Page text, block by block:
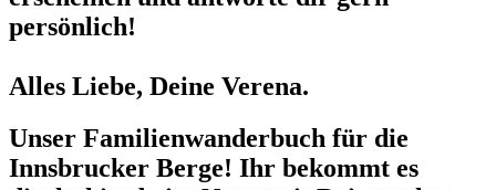
persönlich!
Alles Liebe, Deine Verena.
Unser Familienwanderbuch für die
Innsbrucker Berge! Ihr bekommt es